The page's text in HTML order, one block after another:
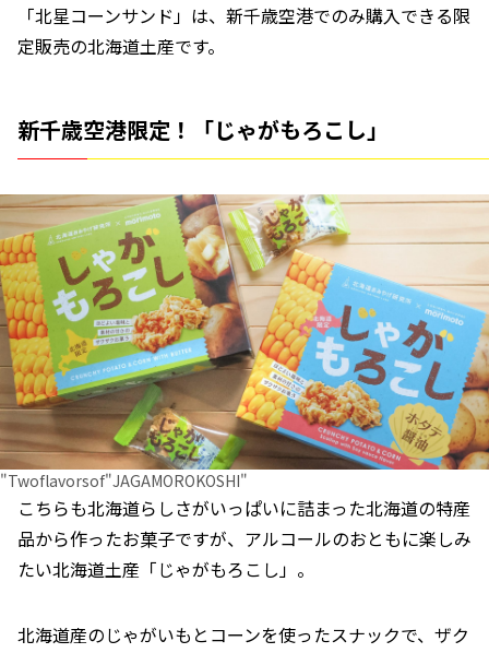
「北星コーンサンド」は、新千歳空港でのみ購入できる限
定販売の北海道土産です。
新千歳空港限定！「じゃがもろこし」
"Twoflavorsof"JAGAMOROKOSHI"
こちらも北海道らしさがいっぱいに詰まった北海道の特産
品から作ったお菓子ですが、アルコールのおともに楽しみ
たい北海道土産「じゃがもろこし」。
北海道産のじゃがいもとコーンを使ったスナックで、ザク